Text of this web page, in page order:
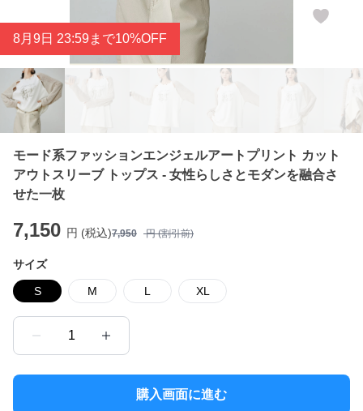
8月 9 日 23:59まで10%OFF
モード系ファッションエンジェルアートプリント カット
アウトスリーブ トップス - 女性らしさとモダンを融合さ
せた一枚
7,150 円 (税込)7,950 円 (割引前)
サイズ
S M L XL
1
購入画面に進む